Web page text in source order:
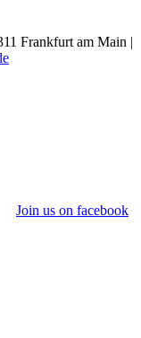
Frankfurt am Main |
Join us on facebook